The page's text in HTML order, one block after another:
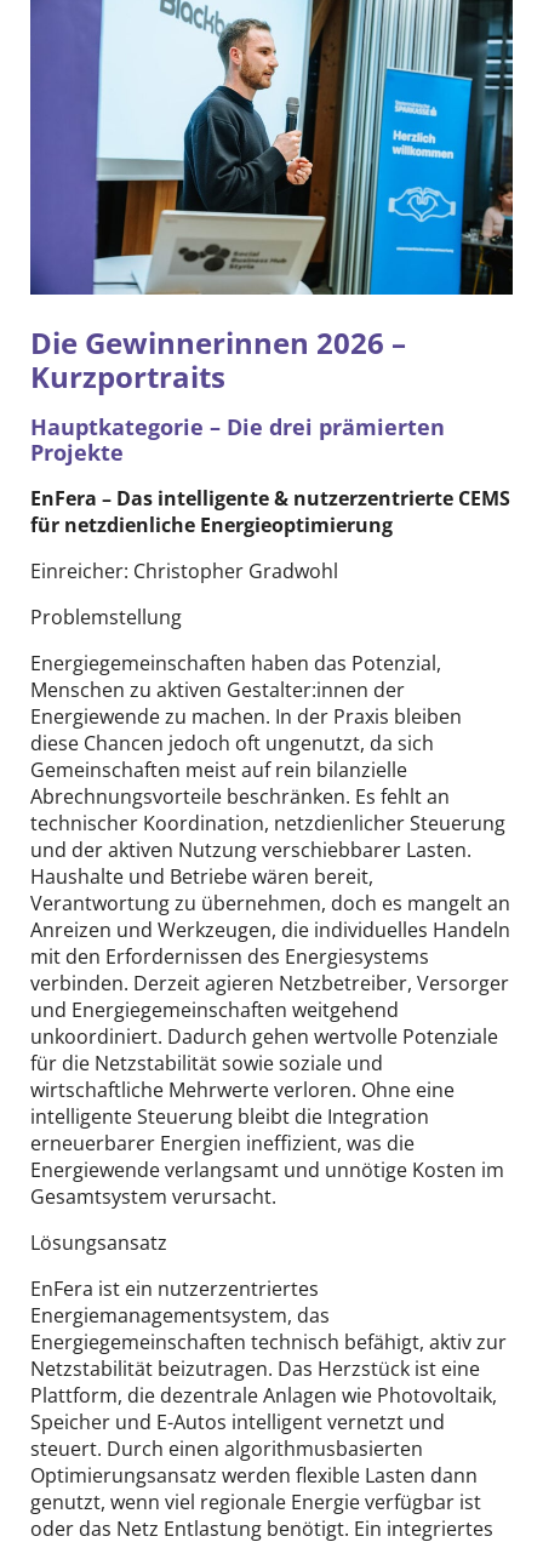
Die Gewinnerinnen 2026 –
Kurzportraits
Hauptkategorie – Die drei prämierten
Projekte
EnFera​ – Das intelligente & nutzerzentrierte CEMS
​für netzdienliche Energieoptimierung
Einreicher: Christopher Gradwohl
Problemstellung
Energiegemeinschaften haben das Potenzial,
Menschen zu aktiven Gestalter:innen der
Energiewende zu machen. In der Praxis bleiben
diese Chancen jedoch oft ungenutzt, da sich
Gemeinschaften meist auf rein bilanzielle
Abrechnungsvorteile beschränken. Es fehlt an
technischer Koordination, netzdienlicher Steuerung
und der aktiven Nutzung verschiebbarer Lasten.
Haushalte und Betriebe wären bereit,
Verantwortung zu übernehmen, doch es mangelt an
Anreizen und Werkzeugen, die individuelles Handeln
mit den Erfordernissen des Energiesystems
verbinden. Derzeit agieren Netzbetreiber, Versorger
und Energiegemeinschaften weitgehend
unkoordiniert. Dadurch gehen wertvolle Potenziale
für die Netzstabilität sowie soziale und
wirtschaftliche Mehrwerte verloren. Ohne eine
intelligente Steuerung bleibt die Integration
erneuerbarer Energien ineffizient, was die
Energiewende verlangsamt und unnötige Kosten im
Gesamtsystem verursacht.
Lösungsansatz
EnFera ist ein nutzerzentriertes
Energiemanagementsystem, das
Energiegemeinschaften technisch befähigt, aktiv zur
Netzstabilität beizutragen. Das Herzstück ist eine
Plattform, die dezentrale Anlagen wie Photovoltaik,
Speicher und E-Autos intelligent vernetzt und
steuert. Durch einen algorithmusbasierten
Optimierungsansatz werden flexible Lasten dann
genutzt, wenn viel regionale Energie verfügbar ist
oder das Netz Entlastung benötigt. Ein integriertes